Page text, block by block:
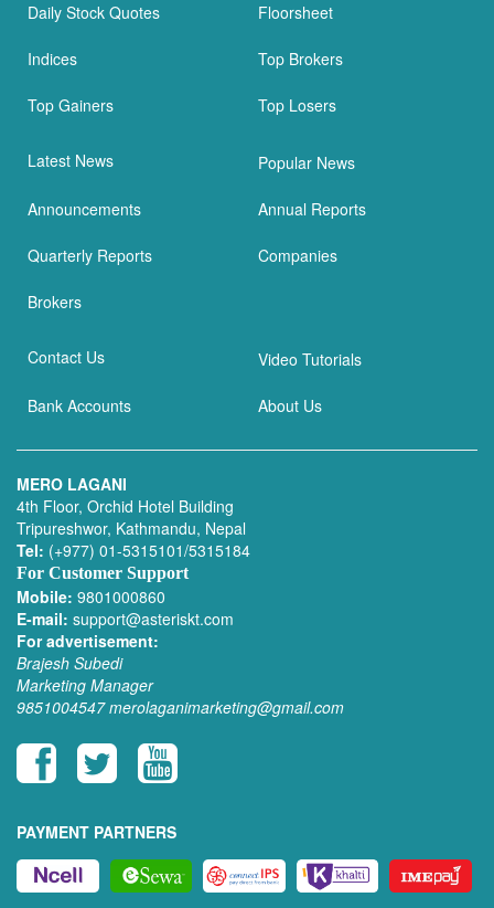
Daily Stock Quotes Floorsheet
Indices Top Brokers
Top Gainers Top Losers
Latest News Popular News
Announcements Annual Reports
Quarterly Reports Companies
Brokers
Contact Us Video Tutorials
Bank Accounts About Us
MERO LAGANI
4th Floor, Orchid Hotel Building
Tripureshwor, Kathmandu, Nepal
Tel: (+977) 01-5315101/5315184
For Customer Support
Mobile: 9801000860
E-mail: support@asteriskt.com
For advertisement:
Brajesh Subedi
Marketing Manager
9851004547 merolaganimarketing@gmail.com
PAYMENT PARTNERS